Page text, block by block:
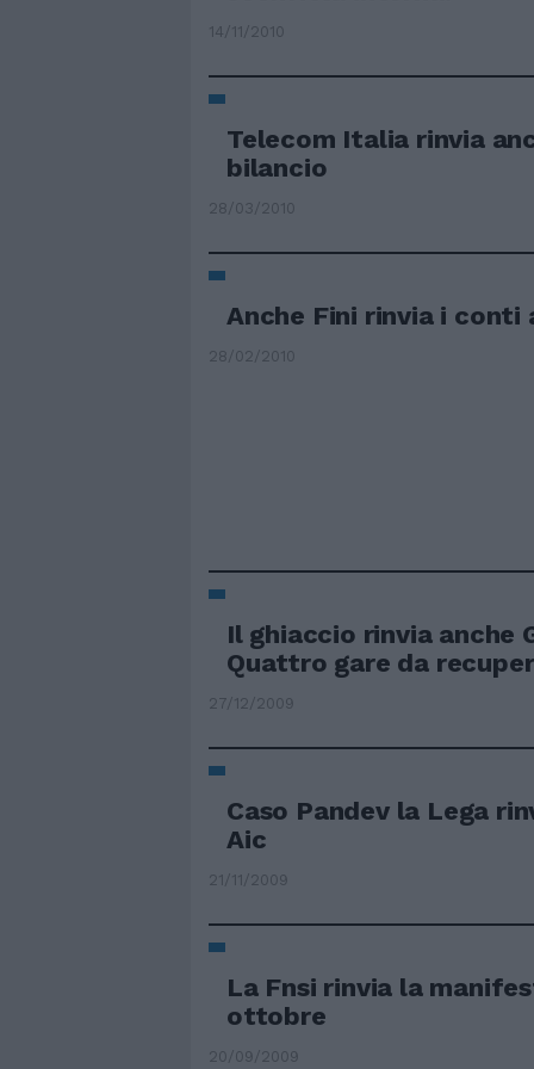
14/11/2010
Telecom Italia rinvia
bilancio
28/03/2010
Anche Fini rinvia i conti
28/02/2010
Il ghiaccio rinvia anche
Quattro gare da
27/12/2009
Caso Pandev la Lega
Aic
21/11/2009
La Fnsi rinvia la
ottobre
20/09/2009